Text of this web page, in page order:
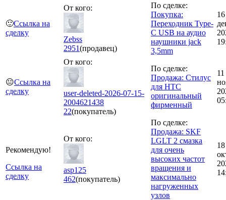
🙂Ссылка на
сделку
От кого:
Zebss
2951(продавец)
По сделке:
Покупка:
Переходник Type-
C USB на аудио
наушники jack
3,5mm
16
😐Ссылка на
сделку
От кого:
user-deleted-2026-07-15-
2004621438
22(покупатель)
По сделке:
Продажа: Стилус
для HTC
оригинальный
фирменный
11
Рекомендую!
Ссылка на
сделку
От кого:
asp125
462(покупатель)
По сделке:
Продажа: SKF
LGLT 2 смазка
для очень
высоких частот
вращения и
максимально
нагруженных
узлов
18